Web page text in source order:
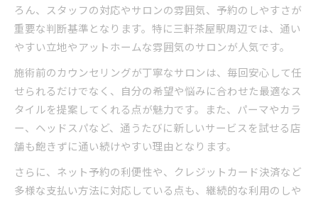
ろん、スタッフの対応やサロンの雰囲気、予約のしやすさが
重要な判断基準となります。特に三軒茶屋駅周辺では、通い
やすい立地やアットホームな雰囲気のサロンが人気です。
施術前のカウンセリングが丁寧なサロンは、毎回安心して任
せられるだけでなく、自分の希望や悩みに合わせた最適なス
タイルを提案してくれる点が魅力です。また、パーマやカラ
ー、ヘッドスパなど、通うたびに新しいサービスを試せる店
舗も飽きずに通い続けやすい理由となります。
さらに、ネット予約の利便性や、クレジットカード決済など
多様な支払い方法に対応している点も、継続的な利用のしや